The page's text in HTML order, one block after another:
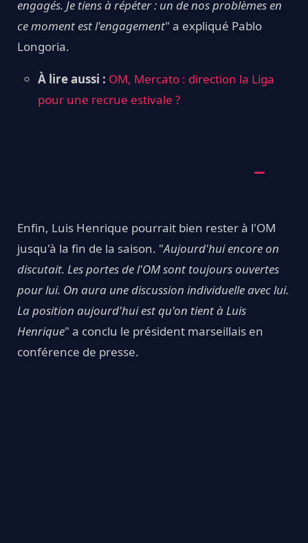
engagés. Je tiens à répéter : un de nos problèmes en
ce moment est l'engagement" a expliqué Pablo
Longoria.
À lire aussi : OM, Mercato : direction la Liga
pour une recrue estivale ?
Enfin, Luis Henrique pourrait bien rester à l'OM
jusqu'à la fin de la saison. "Aujourd'hui encore on
discutait. Les portes de l'OM sont toujours ouvertes
pour lui. On aura une discussion individuelle avec lui.
La position aujourd'hui est qu'on tient à Luis
Henrique" a conclu le président marseillais en
conférence de presse.